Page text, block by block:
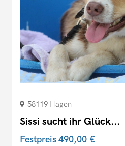
58119 Hagen
Sissi sucht ihr Glück...
Festpreis490,00 €